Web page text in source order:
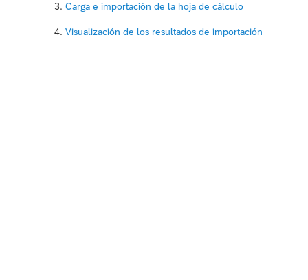
Carga e importación de la hoja de cálculo
Visualización de los resultados de importación